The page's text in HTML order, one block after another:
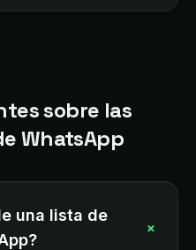
sobre las
WhatsApp
una lista de
+